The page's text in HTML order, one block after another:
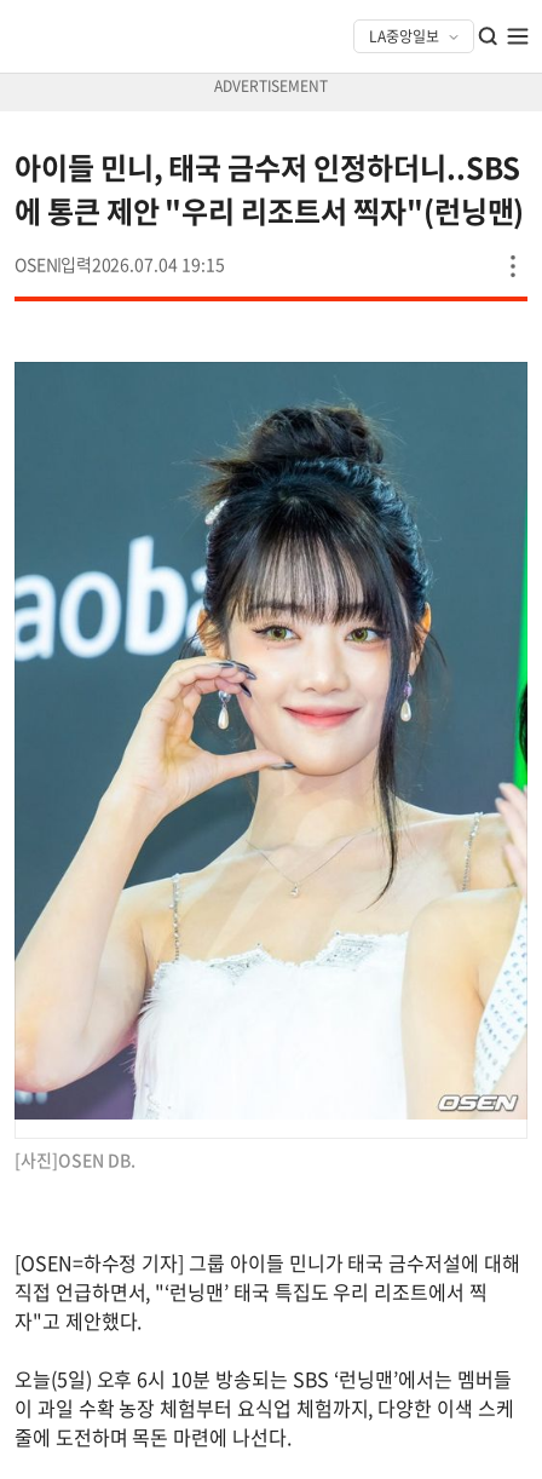
아이들 민니, 태국 금수저 인정하더니..SBS
에 통큰 제안 "우리 리조트서 찍자"(런닝맨)
OSEN 2026.07.04 19:15
[사진]OSEN DB.
[OSEN=하수정 기자] 그룹 아이들 민니가 태국 금수저설에 대해
직접 언급하면서, "‘런닝맨’ 태국 특집도 우리 리조트에서 찍
자"고 제안했다.
오늘(5일) 오후 6시 10분 방송되는 SBS ‘런닝맨’에서는 멤버들
이 과일 수확 농장 체험부터 요식업 체험까지, 다양한 이색 스케
줄에 도전하며 목돈 마련에 나선다.